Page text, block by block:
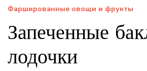
Фаршированные овощи и фрукты
Запеченные
лодочки